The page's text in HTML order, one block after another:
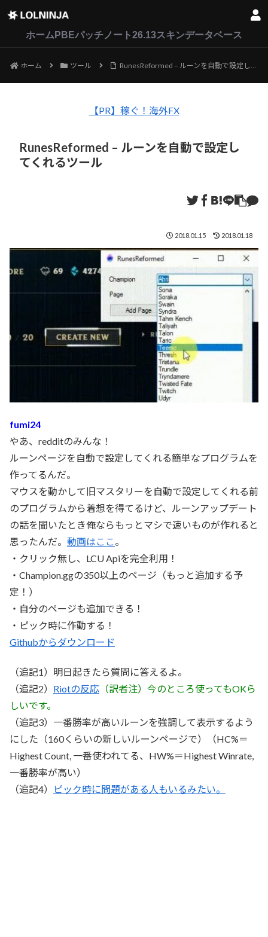
ホーム PBEパッチノート26.13スキンデータベース
ホーム ツール RunesReformed – ルーンを自動で設定してくれるツール
【PR】稼ぐ！海外FX
RunesReformed – ルーンを自動で設定し
てくれるツール
2018.01.15 2018.01.18
fumi24
やあ、redditのみんな！
ルーンページを自動で設定してくれる簡単なプログラムを
作ってるんだ。
マウスを動かして旧マスタリーを自動で設定してくれる前
のプログラムから着想を得てるけど、ルーンアップデート
の話を聞いたとき俺ならもっとマシで速いものが作れると
思ったんだ。 動画はここ 。
・クリック無し、LCU Apiを完全利用！
・Champion.ggの350以上のページ（もっと追加する予
定！）
・自分のページも追加できる！
・ピック時に作動する！
Githubからダウンロード
（追記1）明日起きたら質問に答えるよ。
（追記2） Riotの反応 （訳者注）今のところ使ってもOKら
しいです。
（追記3）一番勝率が高いルーンを強調して表示するよう
にした（160くらいの新しいルーンページで）（HC%＝
Highest Count, 一番使われてる、HW%＝Highest Winrate,
一番勝率が高い）
（追記4）
ピック時に問題がある人もいるみたい。